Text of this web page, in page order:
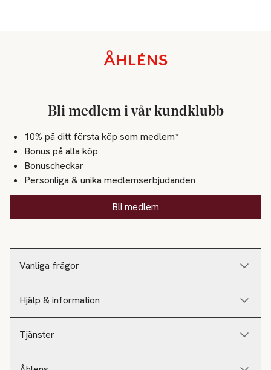
Vanliga frågor
Hjälp & information
Tjänster
Bli medlem i vår kundklubb
10% på ditt första köp som medlem*
Bonus på alla köp
Bonuscheckar
Personliga & unika medlemserbjudanden
Bli medlem